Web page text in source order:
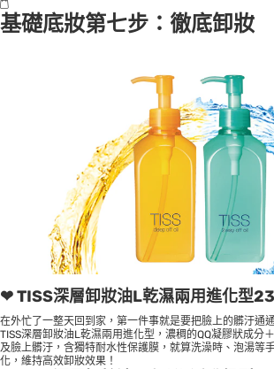
基礎底妝第七步：徹底卸妝
❤ TISS深層卸妝油L乾濕兩用進化型
在外忙了一整天回到家，第一件事就是要把臉上的髒汙通
TISS深層卸妝油L乾濕兩用進化型，濃稠的QQ凝膠狀成分
及臉上髒汙，含獨特耐水性保護膜，就算洗澡時、泡湯等
化，維持高效卸妝效果！